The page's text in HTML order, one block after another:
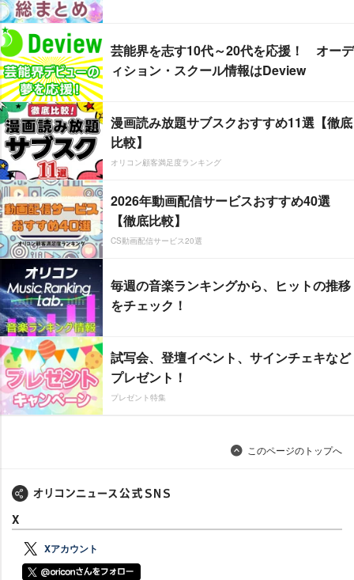
芸能界を志す10代～20代を応援！ オーデ
ィション・スクール情報はDeview
漫画読み放題サブスクおすすめ11選【徹底
比較】
オリコン顧客満足度ランキング
2026年動画配信サービスおすすめ40選
【徹底比較】
CS動画配信サービス20選
毎週の音楽ランキングから、ヒットの推移
をチェック！
試写会、登壇イベント、サインチェキなど
プレゼント！
プレゼント特集
このページのトップへ
X
Xアカウント